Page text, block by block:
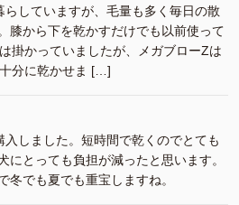
らしていますが、毛量も多く毎日の散
膝から下を乾かすだけでも以前使って
掛かっていましたが、メガブローZは
分に乾かせま […]
しました。短時間で乾くのでとても
にとっても負担が減ったと思います。
冬でも夏でも重宝しますね。